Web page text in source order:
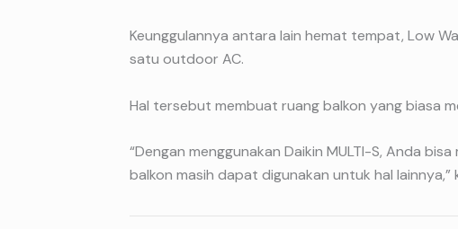
Keunggulannya antara lain hemat tempat, Low
satu outdoor AC.
Hal tersebut membuat ruang balkon yang biasa
“Dengan menggunakan Daikin MULTI-S, Anda
balkon masih dapat digunakan untuk hal lainnya,”